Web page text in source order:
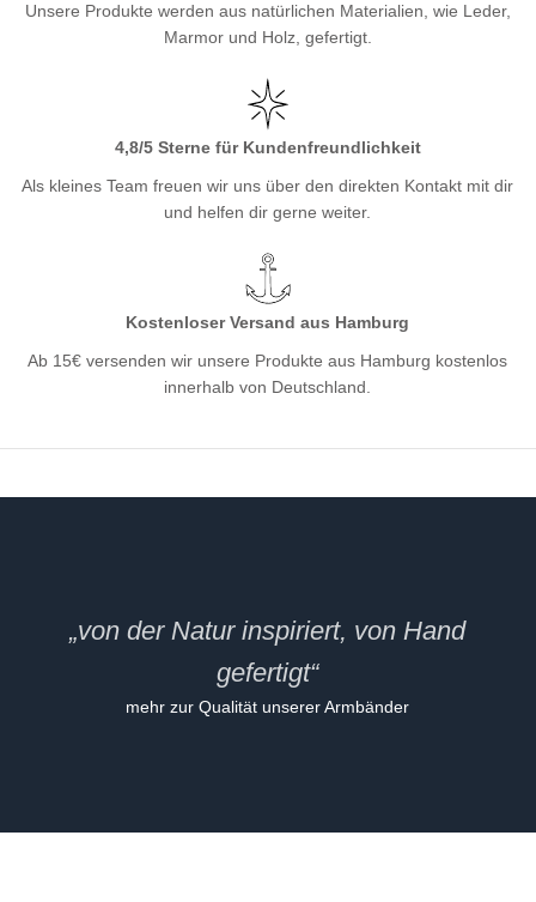
Unsere Produkte werden aus natürlichen Materialien, wie Leder,
Marmor und Holz, gefertigt.
4,8/5 Sterne für Kundenfreundlichkeit
Als kleines Team freuen wir uns über den direkten Kontakt mit dir
und helfen dir gerne weiter.
Kostenloser Versand aus Hamburg
Ab 15€ versenden wir unsere Produkte aus Hamburg kostenlos
innerhalb von Deutschland.
„von der Natur inspiriert, von Hand
gefertigt“
mehr zur Qualität unserer Armbänder